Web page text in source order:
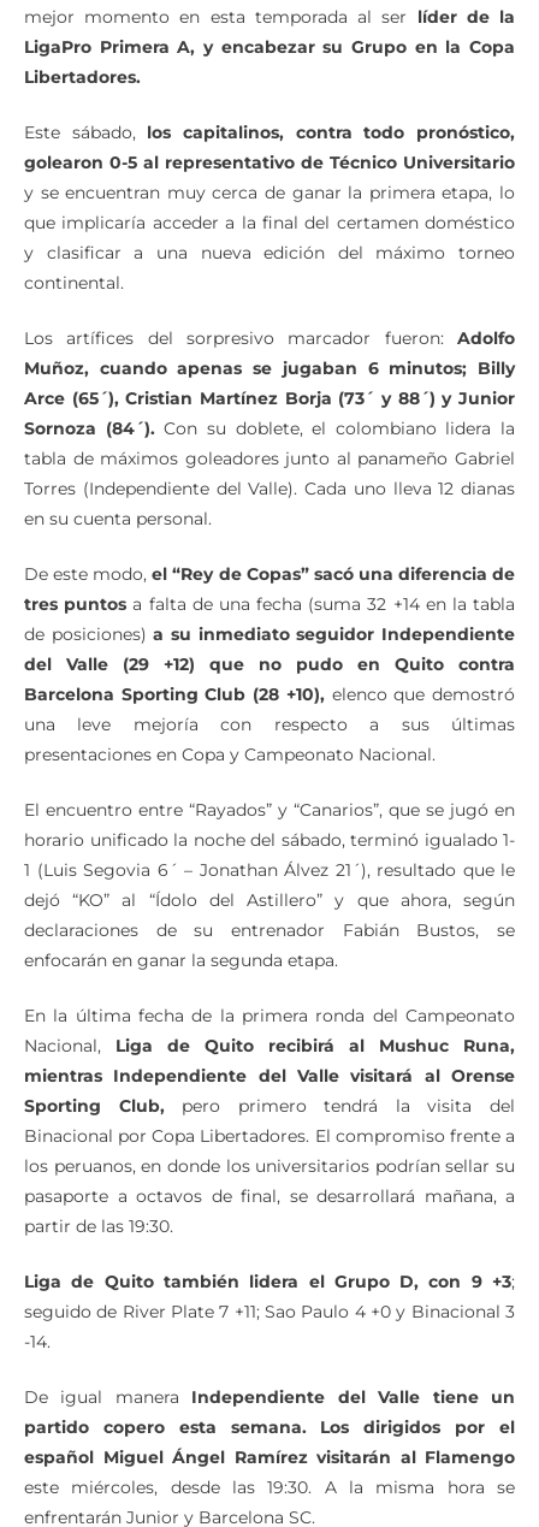
mejor momento en esta temporada al ser líder de la
LigaPro Primera A, y encabezar su Grupo en la Copa
Libertadores.
Este sábado, los capitalinos, contra todo pronóstico,
golearon 0-5 al representativo de Técnico Universitario
y se encuentran muy cerca de ganar la primera etapa, lo
que implicaría acceder a la final del certamen doméstico
y clasificar a una nueva edición del máximo torneo
continental.
Los artífices del sorpresivo marcador fueron: Adolfo
Muñoz, cuando apenas se jugaban 6 minutos; Billy
Arce (65´), Cristian Martínez Borja (73´ y 88´) y Junior
Sornoza (84´).Con su doblete, el colombiano lidera la
tabla de máximos goleadores junto al panameño Gabriel
Torres (Independiente del Valle). Cada uno lleva 12 dianas
en su cuenta personal.
De este modo,el “Rey de Copas” sacó una diferencia de
tres puntos a falta de una fecha (suma 32 +14 en la tabla
de posiciones)a su inmediato seguidor Independiente
del Valle (29 +12) que no pudo en Quito contra
Barcelona Sporting Club (28 +10),elenco que demostró
una leve mejoría con respecto a sus últimas
presentaciones en Copa y Campeonato Nacional.
El encuentro entre “Rayados” y “Canarios”, que se jugó en
horario unificado la noche del sábado, terminó igualado 1-
1 (Luis Segovia 6´ – Jonathan Álvez 21´), resultado que le
dejó “KO” al “Ídolo del Astillero” y que ahora, según
declaraciones de su entrenador Fabián Bustos, se
enfocarán en ganar la segunda etapa.
En la última fecha de la primera ronda del Campeonato
Nacional, Liga de Quito recibirá al Mushuc Runa,
mientras Independiente del Valle visitará al Orense
Sporting Club,pero primero tendrá la visita del
Binacional por Copa Libertadores. El compromiso frente a
los peruanos, en donde los universitarios podrían sellar su
pasaporte a octavos de final, se desarrollará mañana, a
partir de las 19:30.
Liga de Quito también lidera el Grupo D, con 9 +3;
seguido de River Plate 7 +11; Sao Paulo 4 +0 y Binacional 3
-14.
De igual manera Independiente del Valle tiene un
partido copero esta semana. Los dirigidos por el
español Miguel Ángel Ramírez visitarán al Flamengo
este miércoles, desde las 19:30. A la misma hora se
enfrentarán Junior y Barcelona SC.